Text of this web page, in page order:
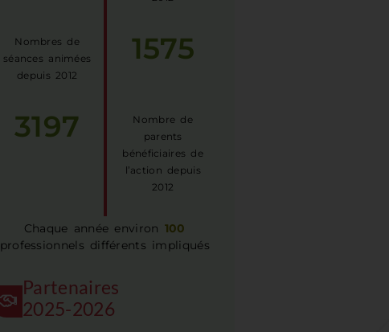
Nombres de
séances animées
depuis 2012
1575
3197
Nombre de
parents
bénéficiaires de
l’action depuis
2012
Chaque année environ 100
professionnels différents impliqués
Partenaires
2025-2026